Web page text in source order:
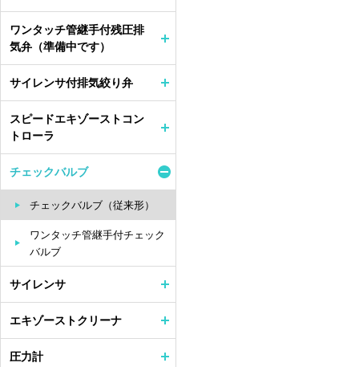
ワンタッチ管継手付残圧排
気弁（準備中です）
サイレンサ付排気絞り弁
スピードエキゾーストコン
トローラ
チェックバルブ
チェックバルブ（従来形）
ワンタッチ管継手付チェック
バルブ
サイレンサ
エキゾーストクリーナ
圧力計